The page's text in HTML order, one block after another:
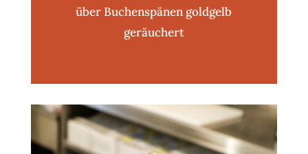
über Buchenspänen goldgelb
geräuchert